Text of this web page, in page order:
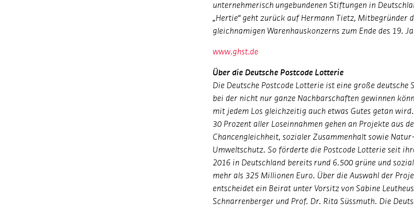
unternehmerisch ungebundenen Stiftungen in
„Hertie“ geht zurück auf Hermann Tietz, Mitbegründer
gleichnamigen Warenhauskonzerns zum Ende des 19.
www.ghst.de
Über die Deutsche Postcode Lotterie
Die Deutsche Postcode Lotterie ist eine große deutsche
bei der nicht nur ganze Nachbarschaften gewinnen
mit jedem Los gleichzeitig auch etwas Gutes getan
30 Prozent aller Loseinnahmen gehen an Projekte aus
Chancengleichheit, sozialer Zusammenhalt sowie
Umweltschutz. So förderte die Postcode Lotterie seit
2016 in Deutschland bereits rund 6.500 grüne und
mehr als 325 Millionen Euro. Über die Auswahl der
entscheidet ein Beirat unter Vorsitz von Sabine
Schnarrenberger und Prof. Dr. Rita Süssmuth. Die